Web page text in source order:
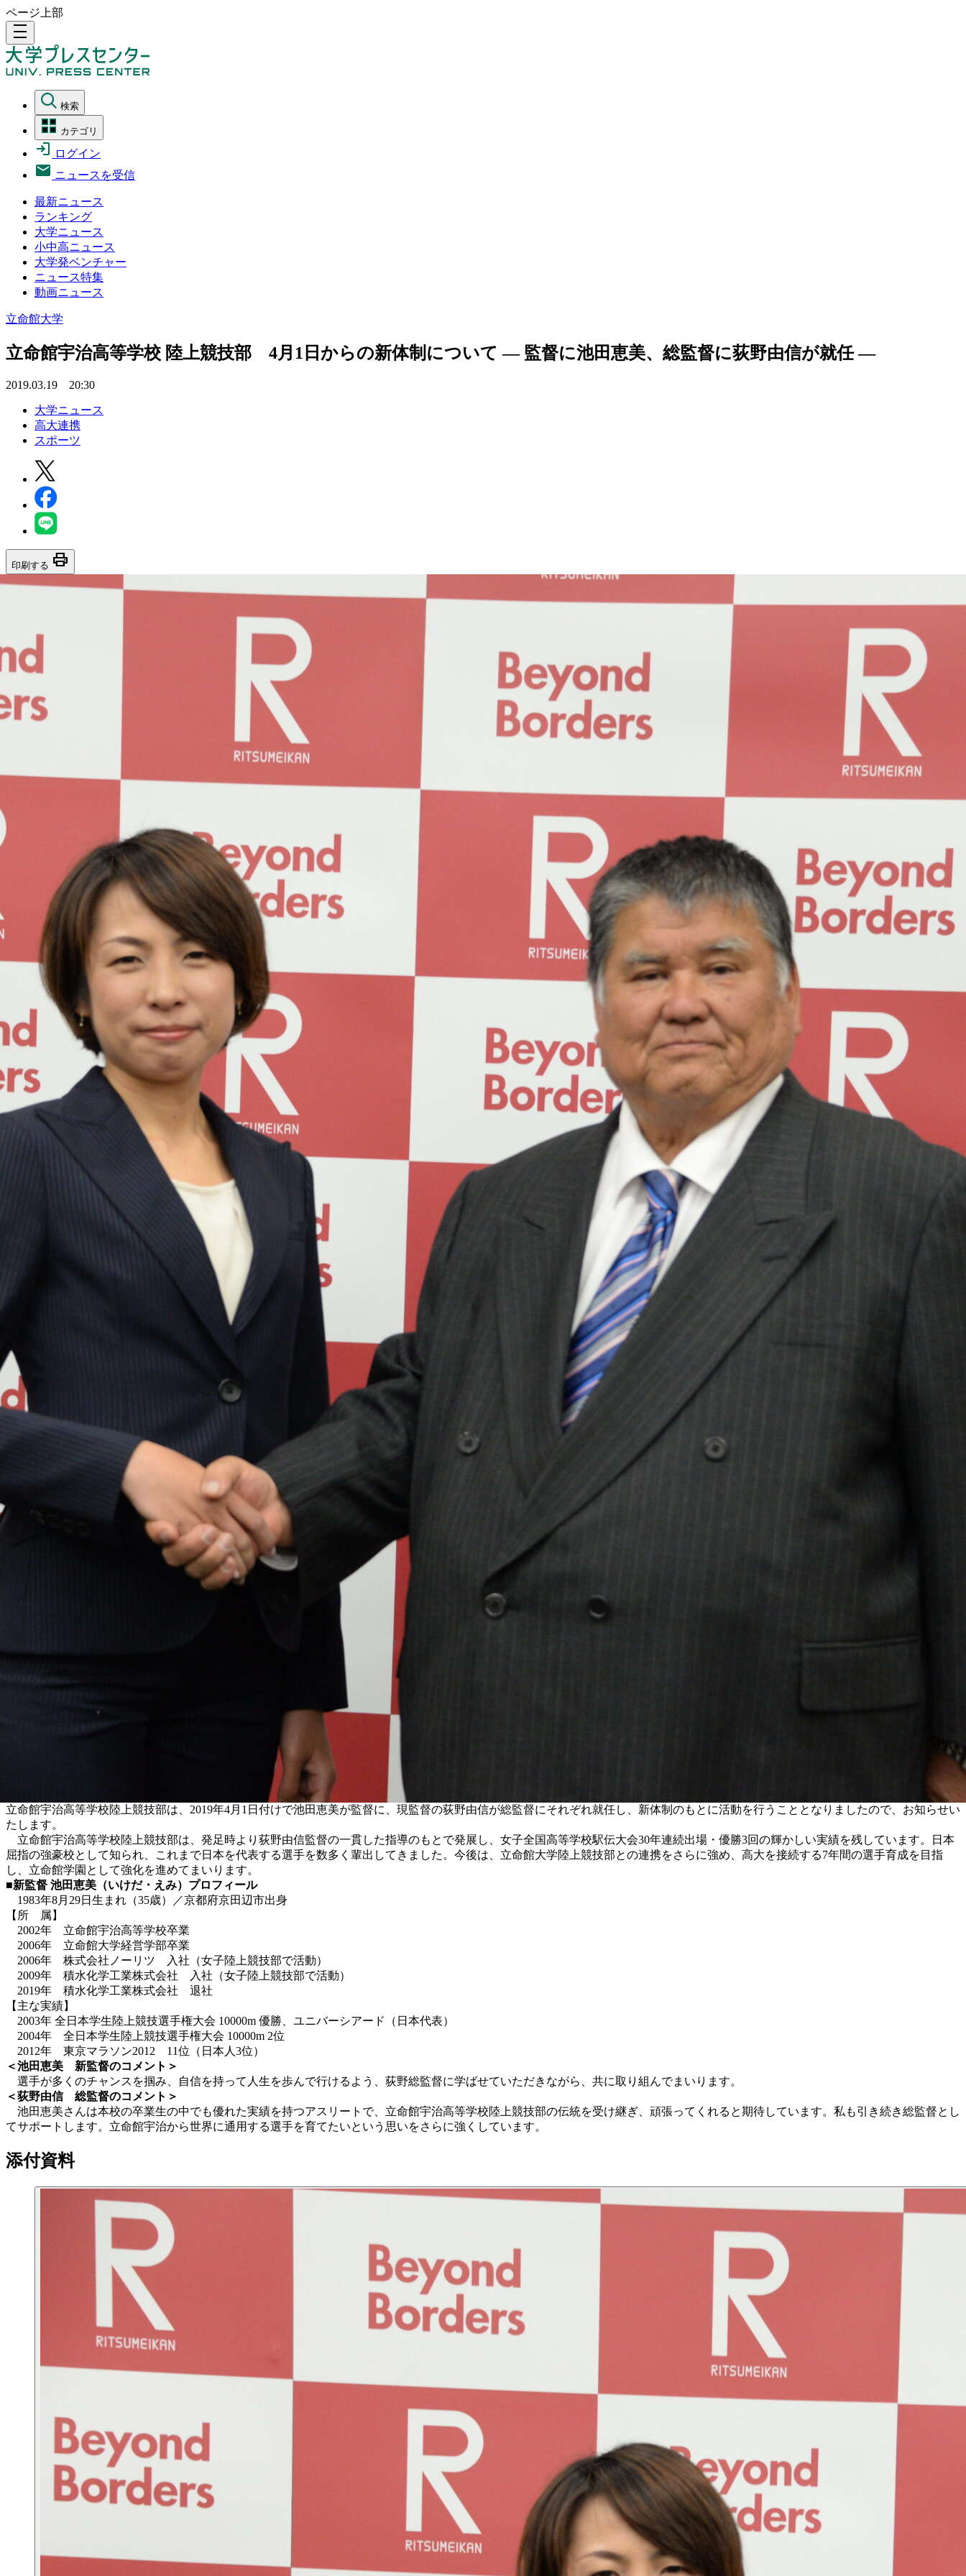
ページ上部
density_medium
検索
カテゴリ
ログイン
ニュースを受信
最新ニュース
ランキング
大学ニュース
小中高ニュース
大学発ベンチャー
ニュース特集
動画ニュース
立命館大学
立命館宇治高等学校 陸上競技部 4月1日からの新体制について — 監督に池田恵美、総監督に荻野由信が就任 —
2019.03.19 20:30
大学ニュース
高大連携
スポーツ
印刷する print
立命館宇治高等学校陸上競技部は、2019年4月1日付けで池田恵美が監督に、現監督の荻野由信が総監督にそれぞれ就任し、新体制のもとに活動を行うこととなりましたので、お知らせい
たします。
立命館宇治高等学校陸上競技部は、発足時より荻野由信監督の一貫した指導のもとで発展し、女子全国高等学校駅伝大会30年連続出場・優勝3回の輝かしい実績を残しています。日本
屈指の強豪校として知られ、これまで日本を代表する選手を数多く輩出してきました。今後は、立命館大学陸上競技部との連携をさらに強め、高大を接続する7年間の選手育成を目指
し、立命館学園として強化を進めてまいります。
■新監督 池田恵美（いけだ・えみ）プロフィール
1983年8月29日生まれ（35歳）／京都府京田辺市出身
【所 属】
2002年 立命館宇治高等学校卒業
2006年 立命館大学経営学部卒業
2006年 株式会社ノーリツ 入社（女子陸上競技部で活動）
2009年 積水化学工業株式会社 入社（女子陸上競技部で活動）
2019年 積水化学工業株式会社 退社
【主な実績】
2003年 全日本学生陸上競技選手権大会 10000m 優勝、ユニバーシアード（日本代表）
2004年 全日本学生陸上競技選手権大会 10000m 2位
2012年 東京マラソン2012 11位（日本人3位）
＜池田恵美 新監督のコメント＞
選手が多くのチャンスを掴み、自信を持って人生を歩んで行けるよう、荻野総監督に学ばせていただきながら、共に取り組んでまいります。
＜荻野由信 総監督のコメント＞
池田恵美さんは本校の卒業生の中でも優れた実績を持つアスリートで、立命館宇治高等学校陸上競技部の伝統を受け継ぎ、頑張ってくれると期待しています。私も引き続き総監督とし
てサポートします。立命館宇治から世界に通用する選手を育てたいという思いをさらに強くしています。
添付資料